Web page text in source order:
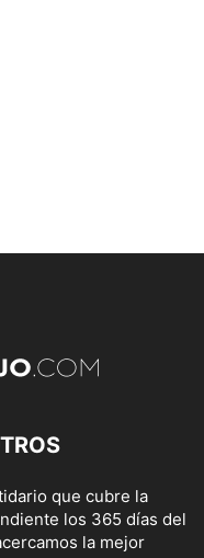
que cubre la
los 365 días del
la mejor